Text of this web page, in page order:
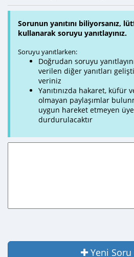
Sorunun yanıtını biliyorsanız,
kullanarak soruyu yanıtlayınız.
Soruyu yanıtlarken:
Doğrudan soruyu
verilen diğer yanıtları
veriniz
Yanıtınızda hakaret, küfür
olmayan paylaşımlar
uygun hareket etmeyen
durdurulacaktır
Yeni Soru